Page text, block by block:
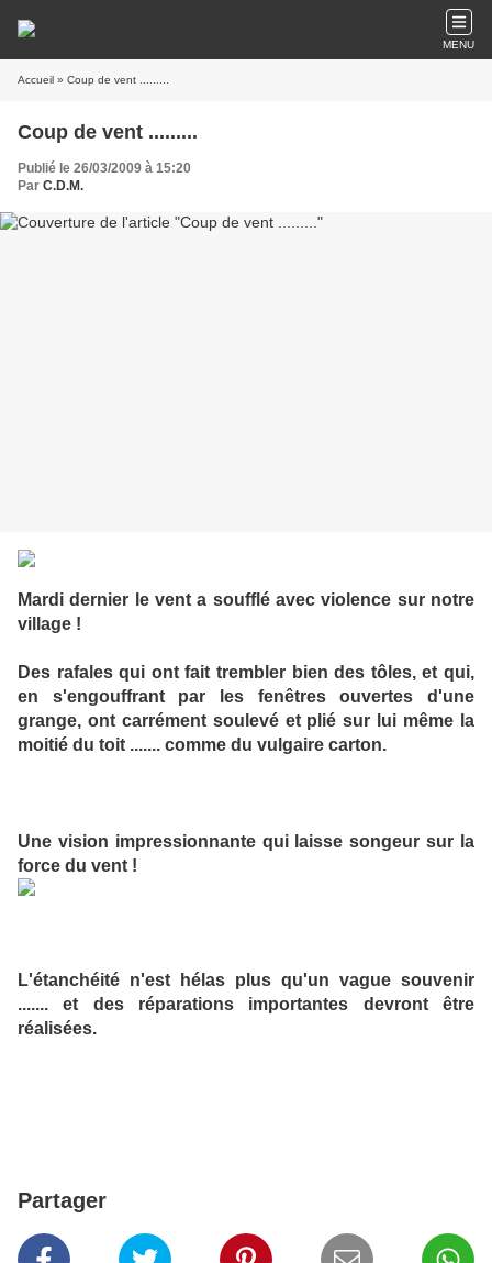
MENU
Accueil » Coup de vent .........
Coup de vent .........
Publié le 26/03/2009 à 15:20
Par C.D.M.
Mardi dernier le vent a soufflé avec violence sur notre
village !
Des rafales qui ont fait trembler bien des tôles, et qui,
en s'engouffrant par les fenêtres ouvertes d'une
grange, ont carrément soulevé et plié sur lui même la
moitié du toit ....... comme du vulgaire carton.
Une vision impressionnante qui laisse songeur sur la
force du vent !
L'étanchéité n'est hélas plus qu'un vague souvenir
....... et des réparations importantes devront être
réalisées.
Partager